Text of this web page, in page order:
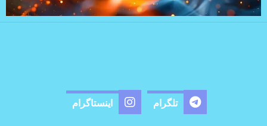
تلگرام اینستاگرام